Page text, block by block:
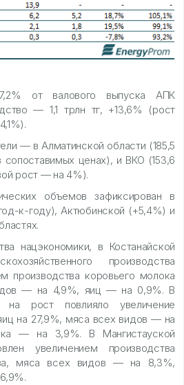
от валового выпуска АПК
— 1,1 трлн тг, +13,6% (рост
— в Алматинской области (185,5
ценах), и ВКО (153,6
рост — на 4%).
объемов зафиксирован в
к-году), Актюбинской (+5,4%) и
нацэкономики, в Костанайской
производства
производства коровьего молока
— на 4,9%, яиц — на 0,9%. В
на рост повлияло увеличение
на 27,9%, мяса всех видов — на
— на 3,9%. В Мангистауской
увеличением производства
мяса всех видов — на 8,3%,